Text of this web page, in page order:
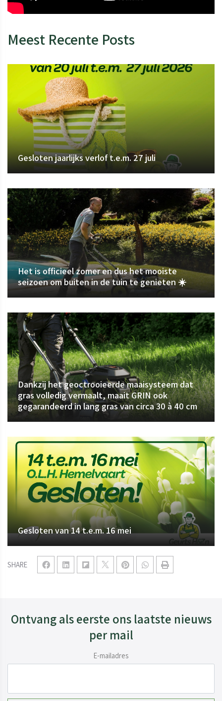
SHARE
Meest Recente Posts
Gesloten jaarlijks verlof t.e.m. 27 juli
Het is officieel zomer en dus het mooiste
seizoen om buiten in de tuin te genieten ☀️
Dankzij het geoctrooieerde maaisysteem dat
gras volledig vermaalt, maait GRIN ook
gegarandeerd in lang gras van circa 30 à 40 cm
Gesloten van 14 t.e.m. 16 mei
Ontvang als eerste ons laatste nieuws
per mail
E-mailadres